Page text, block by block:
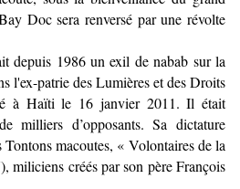
Doc sera renversé par une révolte
depuis 1986 un exil de nabab sur la
l'ex-patrie des Lumières et des Droits
à Haïti le 16 janvier 2011. Il était
milliers d’opposants. Sa dictature
Tontons macoutes, « Volontaires de la
miliciens créés par son père François